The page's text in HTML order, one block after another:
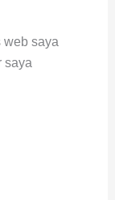
web saya
saya